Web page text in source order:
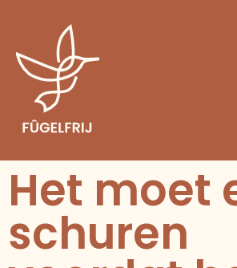
Het moet
schuren